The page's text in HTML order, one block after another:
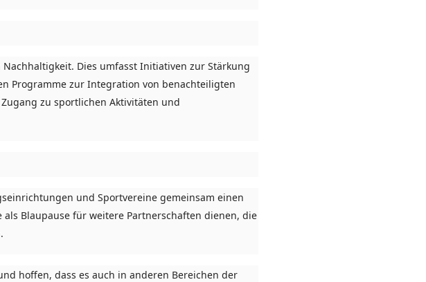
Dies umfasst Initiativen zur Stärkung
Programme zur Integration von benachteiligten
zu sportlichen Aktivitäten und
und Sportvereine gemeinsam einen
Blaupause für weitere Partnerschaften dienen, die
hoffen, dass es auch in anderen Bereichen der